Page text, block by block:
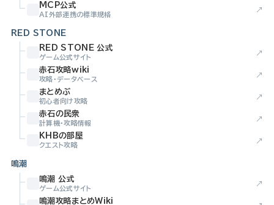
MCP公式
AI外部連携の標準規格
↗
RED STONE
RED STONE 公式
ゲーム公式サイト
↗
赤石攻略wiki
攻略・データベース
↗
まとめぶ
初心者向け攻略
↗
赤石の民衆
計算機・攻略情報
↗
KHBの部屋
クエスト攻略
↗
鳴潮
鳴潮 公式
ゲーム公式サイト
↗
鳴潮攻略まとめWiki